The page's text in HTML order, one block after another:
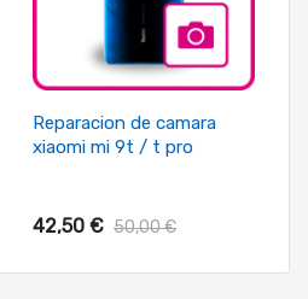
+ Añadir Al Carrito
Reparacion de camara
xiaomi mi 9t / t pro
42,50 € 50,00 €